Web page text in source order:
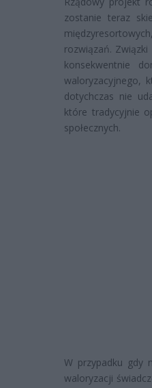
zostanie teraz
rozwiązań.
konsekwentnie
waloryzacyjnego,
dotychczas nie
które tradycyjnie
społecznych.
W przypadku gdy
waloryzacji